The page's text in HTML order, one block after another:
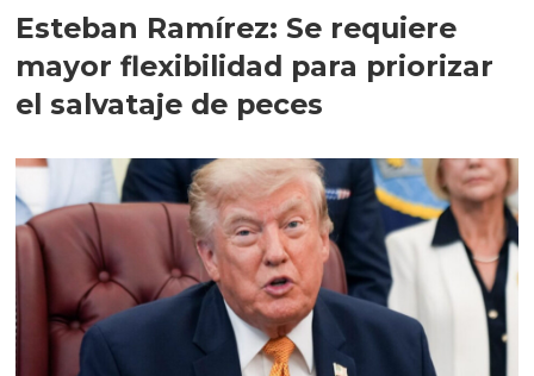
Esteban Ramírez: Se requiere
mayor flexibilidad para priorizar
el salvataje de peces